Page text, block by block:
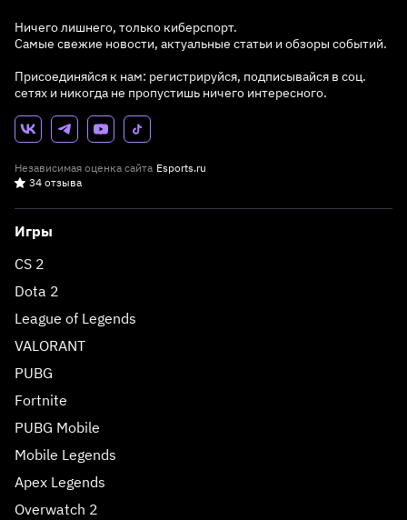
Ничего лишнего, только киберспорт.
Самые свежие новости, актуальные статьи и обзоры событий.
Присоединяйся к нам: регистрируйся, подписывайся в соц.
сетях и никогда не пропустишь ничего интересного.
Независимая оценка сайта Esports.ru
34 отзыва
Игры
CS 2
Dota 2
League of Legends
VALORANT
PUBG
Fortnite
PUBG Mobile
Mobile Legends
Apex Legends
Overwatch 2